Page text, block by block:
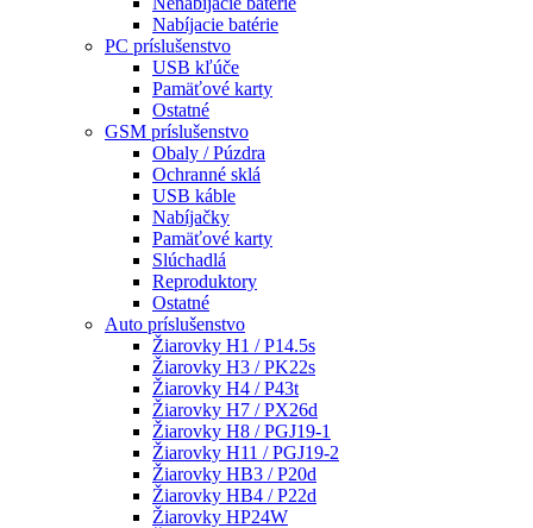
Nabíjacie batérie
PC príslušenstvo
USB kľúče
Pamäťové karty
Ostatné
GSM príslušenstvo
Obaly / Púzdra
Ochranné sklá
USB káble
Nabíjačky
Pamäťové karty
Slúchadlá
Reproduktory
Ostatné
Auto príslušenstvo
Žiarovky H1 / P14.5s
Žiarovky H3 / PK22s
Žiarovky H4 / P43t
Žiarovky H7 / PX26d
Žiarovky H8 / PGJ19-1
Žiarovky H11 / PGJ19-2
Žiarovky HB3 / P20d
Žiarovky HB4 / P22d
Žiarovky HP24W